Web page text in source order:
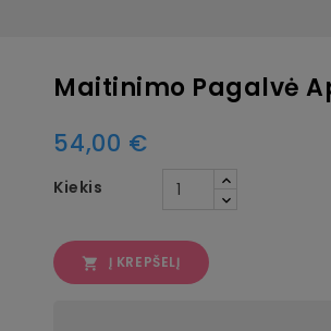
Maitinimo Pagalvė
54,00 €
Kiekis
 Į KREPŠELĮ